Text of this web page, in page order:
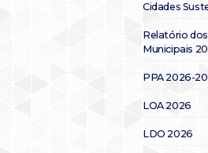
Cidades
Relatório
Municipais
PPA 2026-
LOA 2026
LDO 2026